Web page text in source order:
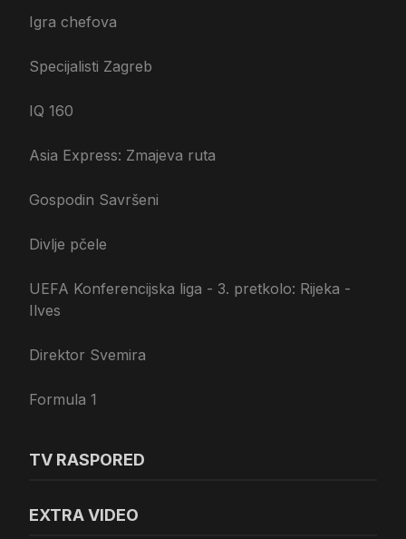
Igra chefova
Specijalisti Zagreb
IQ 160
Asia Express: Zmajeva ruta
Gospodin Savršeni
Divlje pčele
UEFA Konferencijska liga - 3. pretkolo: Rijeka -
Ilves
Direktor Svemira
Formula 1
TV RASPORED
EXTRA VIDEO